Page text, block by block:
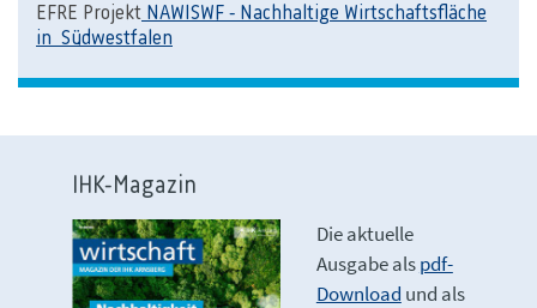
EFRE Projekt NAWISWF - Nachhaltige Wirtschaftsfläche
in Südwestfalen
IHK-Magazin
Die aktuelle
Ausgabe alspdf-
Download und als